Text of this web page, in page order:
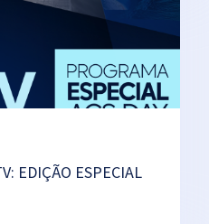
EDIÇÃO ESPECIAL